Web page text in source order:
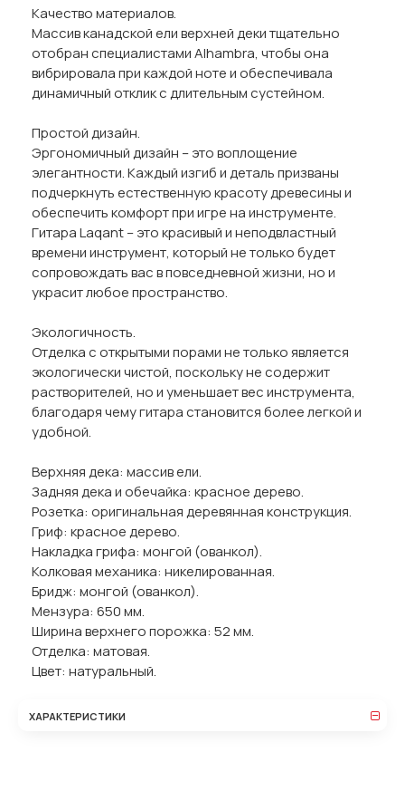
Качество материалов.
Массив канадской ели верхней деки тщательно
отобран специалистами Alhambra, чтобы она
вибрировала при каждой ноте и обеспечивала
динамичный отклик с длительным сустейном.
Простой дизайн.
Эргономичный дизайн – это воплощение
элегантности. Каждый изгиб и деталь призваны
подчеркнуть естественную красоту древесины и
обеспечить комфорт при игре на инструменте.
Гитара Laqant – это красивый и неподвластный
времени инструмент, который не только будет
сопровождать вас в повседневной жизни, но и
украсит любое пространство.
Экологичность.
Отделка с открытыми порами не только является
экологически чистой, поскольку не содержит
растворителей, но и уменьшает вес инструмента,
благодаря чему гитара становится более легкой и
удобной.
Верхняя дека: массив ели.
Задняя дека и обечайка: красное дерево.
Розетка: оригинальная деревянная конструкция.
Гриф: красное дерево.
Накладка грифа: монгой (ованкол).
Колковая механика: никелированная.
Бридж: монгой (ованкол).
Мензура: 650 мм.
Ширина верхнего порожка: 52 мм.
Отделка: матовая.
Цвет: натуральный.
ХАРАКТЕРИСТИКИ